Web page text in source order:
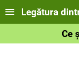
Legătura
Ce